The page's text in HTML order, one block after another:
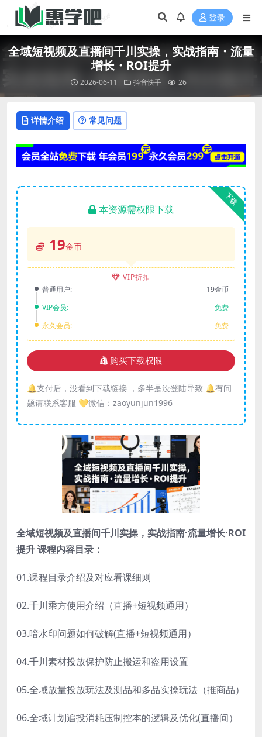
登录
全域短视频及直播间千川实操，实战指南・流量
增长・ROI提升
2026-06-11 抖音快手 26
详情介绍 常见问题
下载
本资源需权限下载
19金币
VIP折扣
普通用户:
19金币
VIP会员:
免费
永久会员:
免费
购买下载权限
🔔支付后，没看到下载链接 ，多半是没登陆导致 🔔有问
题请联系客服 💛微信：zaoyunjun1996
全域短视频及直播间千川实操，实战指南·流量增长·ROI
提升 课程内容目录：
01.课程目录介绍及对应看课细则
02.千川乘方使用介绍（直播+短视频通用）
03.暗水印问题如何破解(直播+短视频通用）
04.千川素材投放保护防止搬运和盗用设置
05.全域放量投放玩法及测品和多品实操玩法（推商品）
06.全域计划追投消耗压制控本的逻辑及优化(直播间）